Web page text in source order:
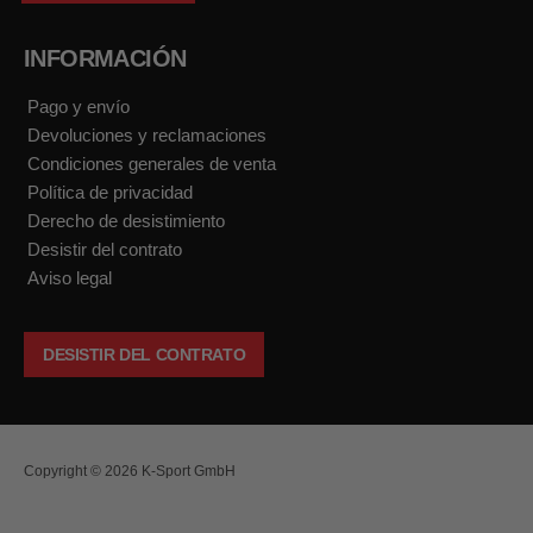
INFORMACIÓN
Pago y envío
Devoluciones y reclamaciones
Condiciones generales de venta
Política de privacidad
Derecho de desistimiento
Desistir del contrato
Aviso legal
DESISTIR DEL CONTRATO
Copyright © 2026 K-Sport GmbH